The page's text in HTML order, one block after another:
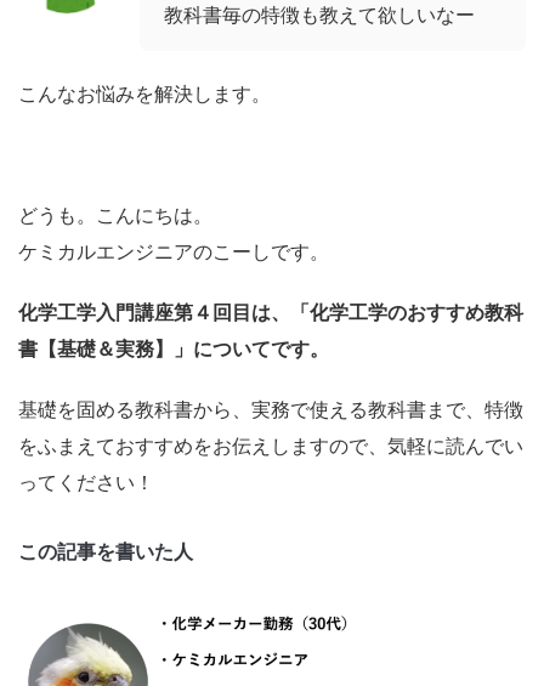
教科書毎の特徴も教えて欲しいなー
こんなお悩みを解決します。
どうも。こんにちは。
ケミカルエンジニアのこーしです。
化学工学入門講座第４回目は、「化学工学のおすすめ教科
書【基礎＆実務】」についてです。
基礎を固める教科書から、実務で使える教科書まで、特徴
をふまえておすすめをお伝えしますので、気軽に読んでい
ってください！
この記事を書いた人